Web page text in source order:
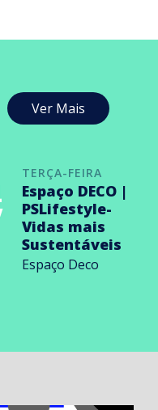
Ver Mais
TERÇA-FEIRA
Espaço DECO |
PSLifestyle-
Vidas mais
Sustentáveis
Espaço Deco